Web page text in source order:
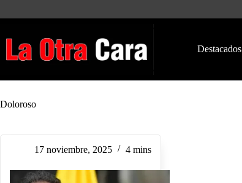
Destacados
Doloroso
17 noviembre, 2025 4 mins